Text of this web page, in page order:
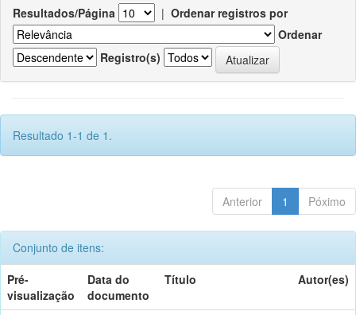
Resultados/Página | Ordenar registros por
Ordenar
Registro(s)
Resultado 1-1 de 1.
Anterior 1 Póximo
Conjunto de itens:
Pré-
visualização
Data do
documento
Título Autor(es)